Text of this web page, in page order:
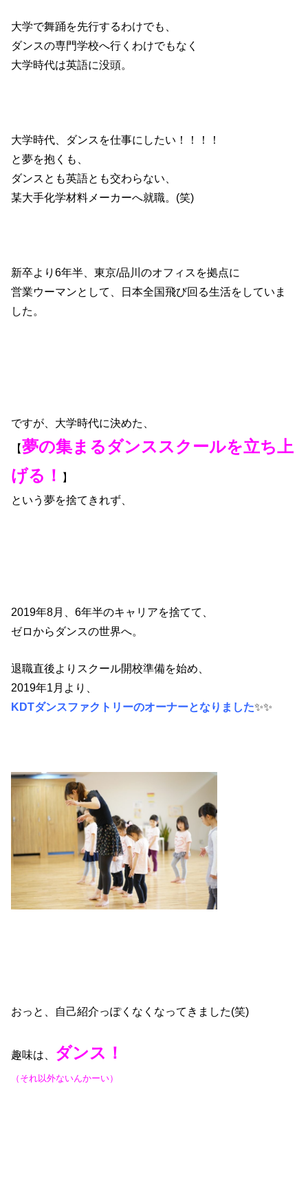
大学で舞踊を先行するわけでも、
ダンスの専門学校へ行くわけでもなく
大学時代は英語に没頭。
大学時代、ダンスを仕事にしたい！！！！
と夢を抱くも、
ダンスとも英語とも交わらない、
某大手化学材料メーカーへ就職。(笑)
新卒より6年半、東京/品川のオフィスを拠点に
営業ウーマンとして、日本全国飛び回る生活をしていま
した。
ですが、大学時代に決めた、
【夢の集まるダンススクールを立ち上
げる！
】
という夢を捨てきれず、
2019年8月、6年半のキャリアを捨てて、
ゼロからダンスの世界へ。
退職直後よりスクール開校準備を始め、
2019年1月より、
KDTダンスファクトリーのオーナーとなりました✨✨
おっと、自己紹介っぽくなくなってきました(笑)
趣味は、 ダンス！
（それ以外ないんかーい）